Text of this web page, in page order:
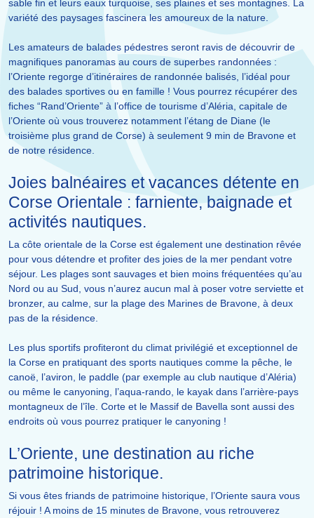
sable fin et leurs eaux turquoise, ses plaines et ses montagnes. La
variété des paysages fascinera les amoureux de la nature.
Les amateurs de balades pédestres seront ravis de découvrir de
magnifiques panoramas au cours de superbes randonnées :
l’Oriente regorge d’itinéraires de randonnée balisés, l’idéal pour
des balades sportives ou en famille ! Vous pourrez récupérer des
fiches “Rand’Oriente” à l’office de tourisme d’Aléria, capitale de
l’Oriente où vous trouverez notamment l’étang de Diane (le
troisième plus grand de Corse) à seulement 9 min de Bravone et
de notre résidence.
Joies balnéaires et vacances détente en
Corse Orientale : farniente, baignade et
activités nautiques.
La côte orientale de la Corse est également une destination rêvée
pour vous détendre et profiter des joies de la mer pendant votre
séjour. Les plages sont sauvages et bien moins fréquentées qu’au
Nord ou au Sud, vous n’aurez aucun mal à poser votre serviette et
bronzer, au calme, sur la plage des Marines de Bravone, à deux
pas de la résidence.
Les plus sportifs profiteront du climat privilégié et exceptionnel de
la Corse en pratiquant des sports nautiques comme la pêche, le
canoë, l’aviron, le paddle (par exemple au club nautique d’Aléria)
ou même le canyoning, l’aqua-rando, le kayak dans l’arrière-pays
montagneux de l’île. Corte et le Massif de Bavella sont aussi des
endroits où vous pourrez pratiquer le canyoning !
L’Oriente, une destination au riche
patrimoine historique.
Si vous êtes friands de patrimoine historique, l’Oriente saura vous
réjouir ! A moins de 15 minutes de Bravone, vous retrouverez